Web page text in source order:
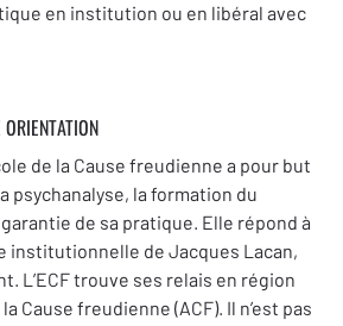
en institution ou en libéral avec
ORIENTATION
de la Cause freudienne a pour but
psychanalyse, la formation du
de sa pratique. Elle répond à
institutionnelle de Jacques Lacan,
L’ECF trouve ses relais en région
Cause freudienne (ACF). Il n’est pas